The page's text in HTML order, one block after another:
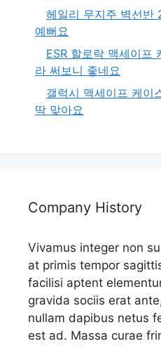
헤일리 무지주 벽선반
예뻐요
ESR 할로락 맥세이프
라 써보니 좋네요
갤럭시 맥세이프 케이
딱 맞아요
Company History
Vivamus integer non
at primis tempor
facilisi aptent
gravida sociis erat
nullam dapibus netus
est ad. Massa curae